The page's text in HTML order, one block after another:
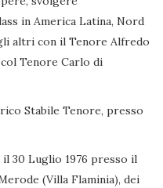
in America Latina, Nord
altri con il Tenore Alfredo
Tenore Carlo di
Stabile Tenore, presso
30 Luglio 1976 presso il
(Villa Flaminia), dei